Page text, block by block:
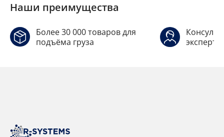
Наши преимущества
Более 30 000 товаров для
подъёма груза